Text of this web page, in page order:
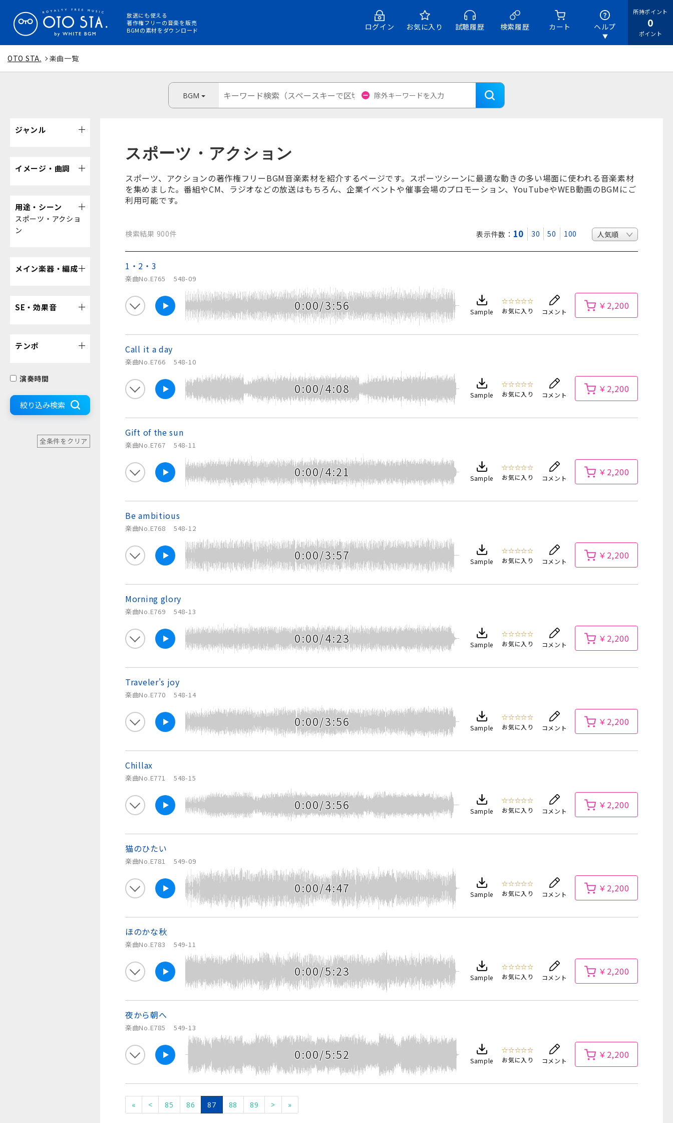
放送にも使える
著作権フリーの音楽を販売
BGMの素材をダウンロード
所持ポイント
0
ポイント
ログイン お気に入り 試聴履歴 検索履歴 カート ヘルプ
OTO STA. 楽曲一覧
BGM
スポーツ・アクション
スポーツ、アクションの著作権フリーBGM音楽素材を紹介するページです。スポーツシーンに最適な動きの多い場面に使われる音楽素材
を集めました。番組やCM、ラジオなどの放送はもちろん、企業イベントや催事会場のプロモーション、YouTubeやWEB動画のBGMにご
利用可能です。
検索結果 900件 表示件数： 10 30 50 100
1・2・3
楽曲No.E765 548-09
0:00/3:56 Sample
☆☆☆☆☆
お気に入り
コメント
￥2,200
Call it a day
楽曲No.E766 548-10
0:00/4:08 Sample
☆☆☆☆☆
お気に入り
コメント
￥2,200
Gift of the sun
楽曲No.E767 548-11
0:00/4:21 Sample
☆☆☆☆☆
お気に入り
コメント
￥2,200
Be ambitious
楽曲No.E768 548-12
0:00/3:57 Sample
☆☆☆☆☆
お気に入り
コメント
￥2,200
Morning glory
楽曲No.E769 548-13
0:00/4:23 Sample
☆☆☆☆☆
お気に入り
コメント
￥2,200
Traveler's joy
楽曲No.E770 548-14
0:00/3:56 Sample
☆☆☆☆☆
お気に入り
コメント
￥2,200
Chillax
楽曲No.E771 548-15
0:00/3:56 Sample
☆☆☆☆☆
お気に入り
コメント
￥2,200
猫のひたい
楽曲No.E781 549-09
0:00/4:47 Sample
☆☆☆☆☆
お気に入り
コメント
￥2,200
ほのかな秋
楽曲No.E783 549-11
0:00/5:23 Sample
☆☆☆☆☆
お気に入り
コメント
￥2,200
夜から朝へ
楽曲No.E785 549-13
0:00/5:52 Sample
☆☆☆☆☆
お気に入り
コメント
￥2,200
« < 85 86 87 88 89 > »
ジャンル
イメージ・曲調
用途・シーン
スポーツ・アクショ
ン
メイン楽器・編成
SE・効果音
テンポ
演奏時間
絞り込み検索
全条件をクリア